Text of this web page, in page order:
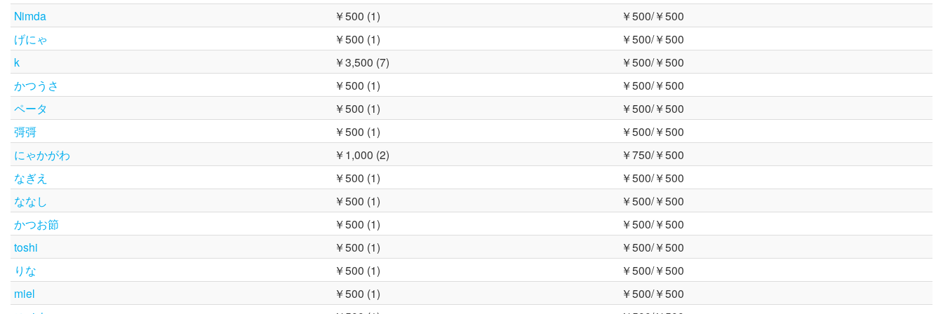
Nimda ￥500 (1)
￥500/￥500
げにゃ
￥500 (1)
￥500/￥500
k
￥3,500 (7)
￥500/￥500
かつうさ
￥500 (1)
￥500/￥500
ペータ
￥500 (1)
￥500/￥500
彁彁
￥500 (1)
￥500/￥500
にゃかがわ
￥1,000 (2)
￥750/￥500
なぎえ
￥500 (1)
￥500/￥500
ななし
￥500 (1)
￥500/￥500
かつお節
￥500 (1)
￥500/￥500
toshi
￥500 (1)
￥500/￥500
りな
￥500 (1)
￥500/￥500
miel
￥500 (1)
￥500/￥500